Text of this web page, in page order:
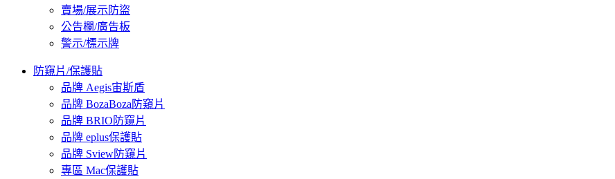
賣場/展示防盜
公告欄/廣告板
警示/標示牌
防窺片/保護貼
品牌 Aegis宙斯盾
品牌 BozaBoza防窺片
品牌 BRIO防窺片
品牌 eplus保護貼
品牌 Sview防窺片
專區 Mac保護貼